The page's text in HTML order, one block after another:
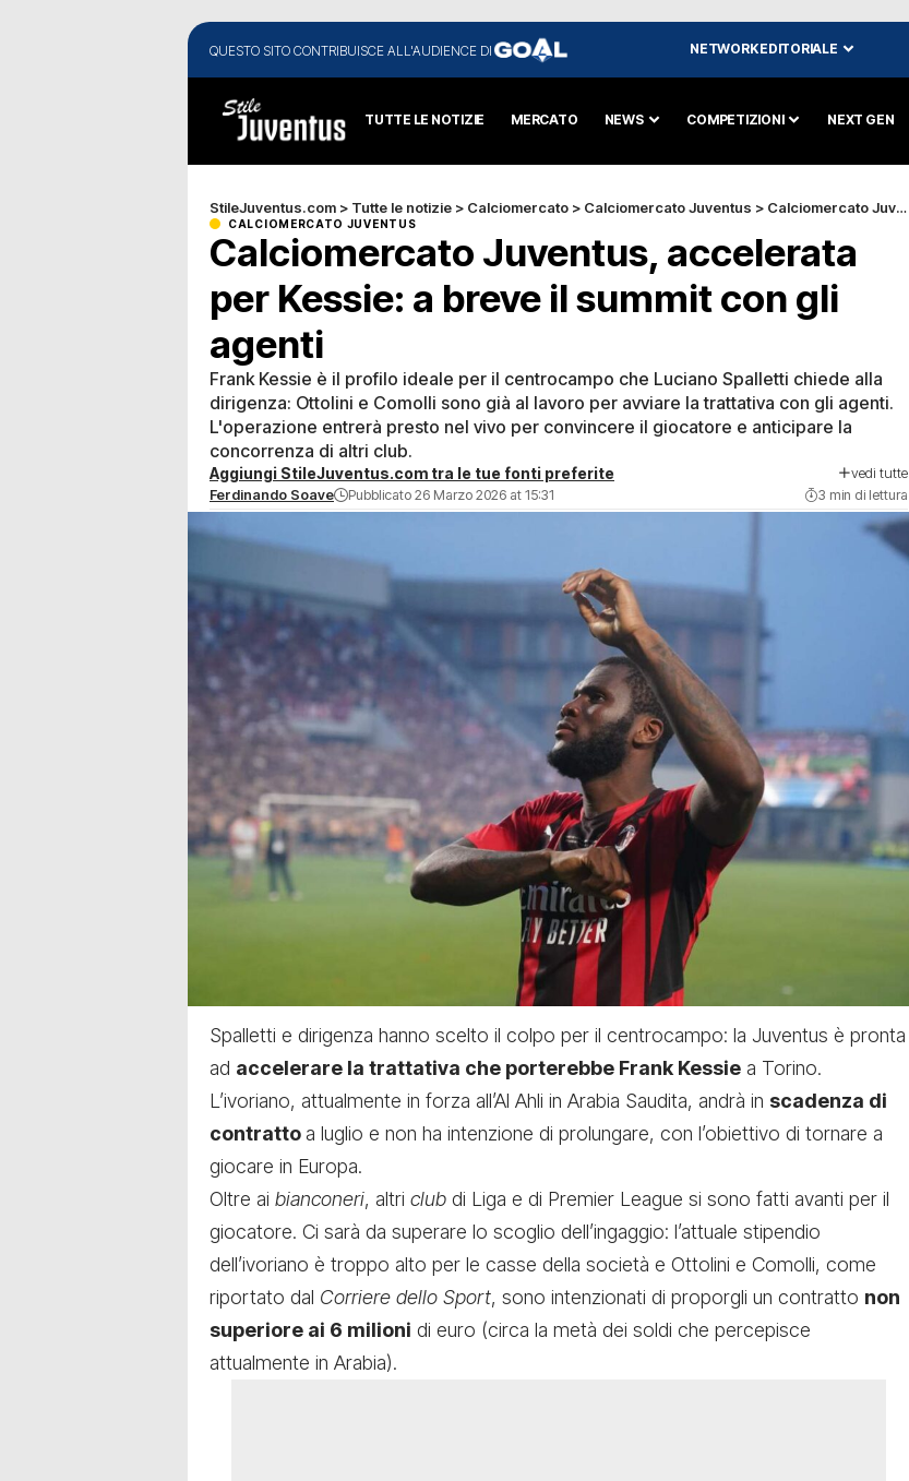
QUESTO SITO CONTRIBUISCE ALL'AUDIENCE DI NETWORK EDITORIALE
TUTTE LE NOTIZIE MERCATO NEWS COMPETIZIONI NEXT GEN
StileJuventus.com > Tutte le notizie > Calciomercato > Calciomercato Juventus > Calciomercato Juventus, accelerata per Kessie: a breve il summit con gli agenti
CALCIOMERCATO JUVENTUS
Calciomercato Juventus, accelerata
per Kessie: a breve il summit con gli
agenti
Frank Kessie è il profilo ideale per il centrocampo che Luciano Spalletti chiede alla
dirigenza: Ottolini e Comolli sono già al lavoro per avviare la trattativa con gli agenti.
L'operazione entrerà presto nel vivo per convincere il giocatore e anticipare la
concorrenza di altri club.
Aggiungi StileJuventus.com tra le tue fonti preferite vedi tutte
Ferdinando Soave Pubblicato 26 Marzo 2026 at 15:31 3 min di lettura
Spalletti e dirigenza hanno scelto il colpo per il centrocampo: la Juventus è pronta
ad accelerare la trattativa che porterebbe Frank Kessie a Torino.
L’ivoriano, attualmente in forza all’Al Ahli in Arabia Saudita, andrà in scadenza di
contratto a luglio e non ha intenzione di prolungare, con l’obiettivo di tornare a
giocare in Europa.
Oltre ai bianconeri, altri club di Liga e di Premier League si sono fatti avanti per il
giocatore. Ci sarà da superare lo scoglio dell’ingaggio: l’attuale stipendio
dell’ivoriano è troppo alto per le casse della società e Ottolini e Comolli, come
riportato dal Corriere dello Sport, sono intenzionati di proporgli un contratto non
superiore ai 6 milioni di euro (circa la metà dei soldi che percepisce
attualmente in Arabia).